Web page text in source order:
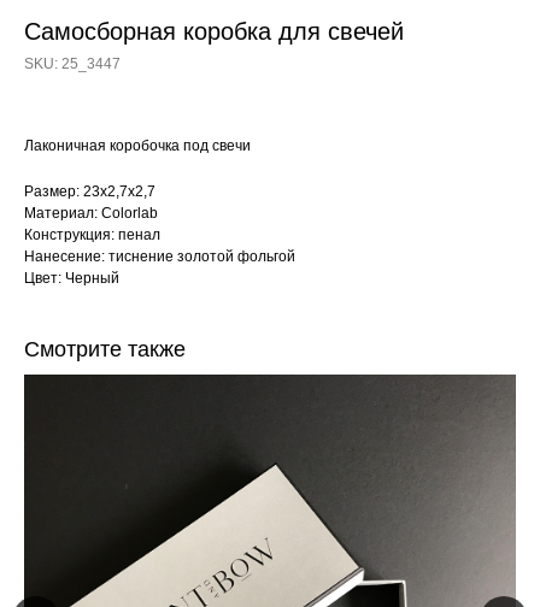
Самосборная коробка для свечей
SKU: 25_3447
Лаконичная коробочка под свечи
Размер: 23х2,7х2,7
Материал: Colorlab
Конструкция: пенал
Нанесение: тиснение золотой фольгой
Цвет: Черный
Смотрите также